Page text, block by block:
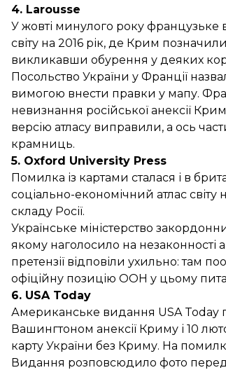
4. Larousse
У жовті минулого року французьке
світу на 2016 рік, де Крим
викликавши обурення у деяких
Посольство України у Франції
вимогою внести правки у мапу.
невизнання російської анексії
версію атласу виправили, а ось
крамниць.
5. Oxford University Press
Помилка із картами сталася і в
соціально-економічний атлас світу
складу Росії.
Українське міністерство
якому наголосило на незаконності
претензії відповіли ухильно: там
офіційну позицію ООН у цьому
6. USA Today
Американське видання USA Today
Вашингтоном анексії Криму і 10
карту України без Криму. На
Видання розповсюдило фото